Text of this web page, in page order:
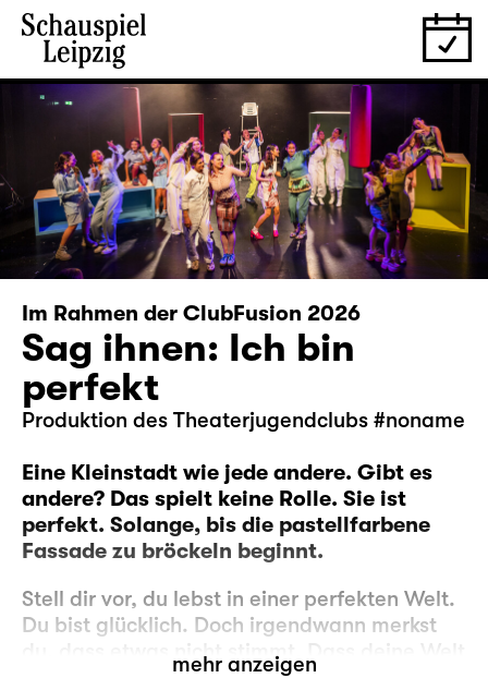
Im Rahmen der ClubFusion 2026
Sag ihnen: Ich bin
perfekt
Produktion des Theaterjugendclubs #noname
Eine Kleinstadt wie jede andere. Gibt es
andere? Das spielt keine Rolle. Sie ist
perfekt. Solange, bis die pastellfarbene
Fassade zu bröckeln beginnt.
Stell dir vor, du lebst in einer perfekten Welt.
Du bist glücklich. Doch irgendwann merkst
du, dass etwas nicht stimmt. Dass deine Welt
mehr anzeigen